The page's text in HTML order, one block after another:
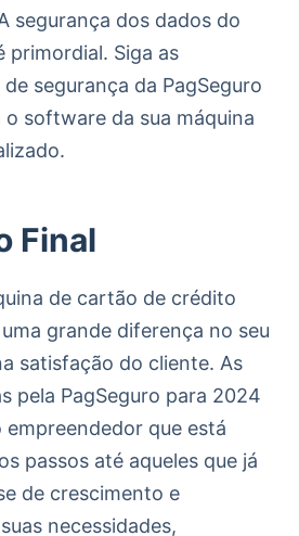
segurança dos dados do
primordial. Siga as
segurança da PagSeguro
o software da sua máquina
Final
de cartão de crédito
grande diferença no seu
satisfação do cliente. As
pela PagSeguro para 2024
empreendedor que está
passos até aqueles que já
de crescimento e
necessidades,